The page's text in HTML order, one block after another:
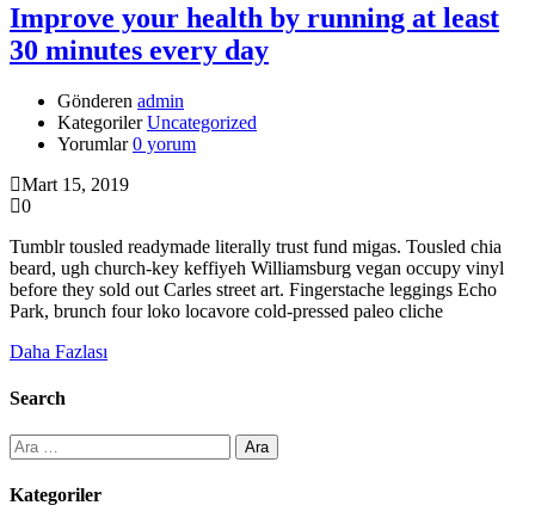
Improve your health by running at least
30 minutes every day
Gönderen admin
Kategoriler Uncategorized
Yorumlar 0 yorum
Mart 15, 2019
0
Tumblr tousled readymade literally trust fund migas. Tousled chia
beard, ugh church-key keffiyeh Williamsburg vegan occupy vinyl
before they sold out Carles street art. Fingerstache leggings Echo
Park, brunch four loko locavore cold-pressed paleo cliche
Daha Fazlası
Search
Arama:
Kategoriler